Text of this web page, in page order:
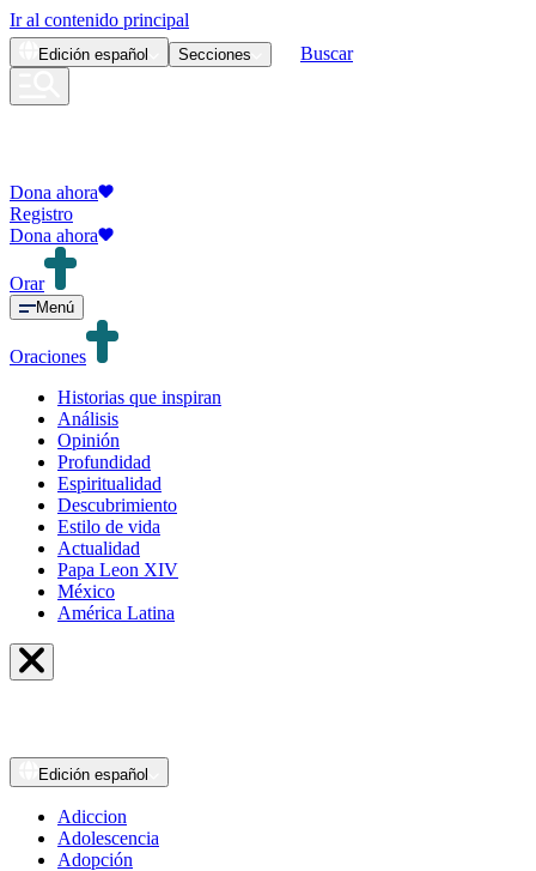
Ir al contenido principal
Edición español Secciones Buscar
Dona ahora
Registro
Dona ahora
Orar
Menú
Oraciones
Historias que inspiran
Análisis
Opinión
Profundidad
Espiritualidad
Descubrimiento
Estilo de vida
Actualidad
Papa Leon XIV
México
América Latina
Edición español
Adiccion
Adolescencia
Adopción